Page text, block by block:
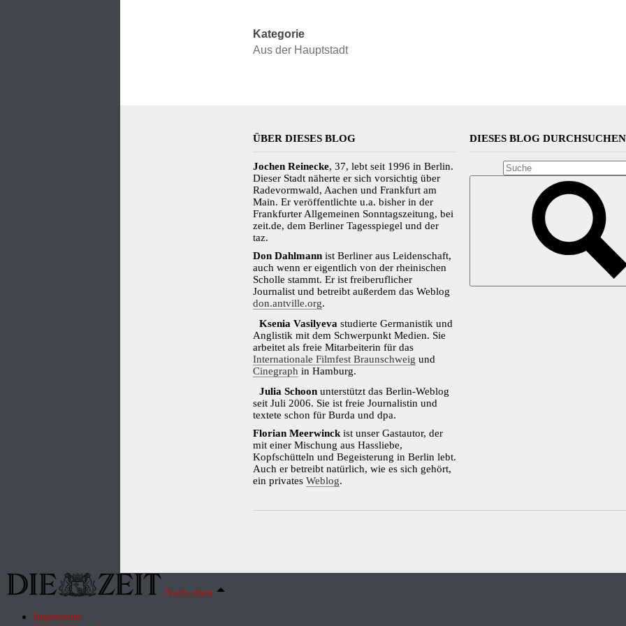
Kategorie
Aus der Hauptstadt
ÜBER DIESES BLOG
Jochen Reinecke, 37, lebt seit 1996 in Berlin.
Dieser Stadt näherte er sich vorsichtig über
Radevormwald, Aachen und Frankfurt am
Main. Er veröffentlichte u.a. bisher in der
Frankfurter Allgemeinen Sonntagszeitung, bei
zeit.de, dem Berliner Tagesspiegel und der
taz.
Don Dahlmann ist Berliner aus Leidenschaft,
auch wenn er eigentlich von der rheinischen
Scholle stammt. Er ist freiberuflicher
Journalist und betreibt außerdem das Weblog
don.antville.org.
Ksenia Vasilyeva studierte Germanistik und
Anglistik mit dem Schwerpunkt Medien. Sie
arbeitet als freie Mitarbeiterin für das
Internationale Filmfest Braunschweig und
Cinegraph in Hamburg.
Julia Schoon unterstützt das Berlin-Weblog
seit Juli 2006. Sie ist freie Journalistin und
textete schon für Burda und dpa.
Florian Meerwinckist unser Gastautor, der
mit einer Mischung aus Hassliebe,
Kopfschütteln und Begeisterung in Berlin lebt.
Auch er betreibt natürlich, wie es sich gehört,
ein privates Weblog.
DIESES BLOG DURCHSUCHEN
Nach oben
Impressum